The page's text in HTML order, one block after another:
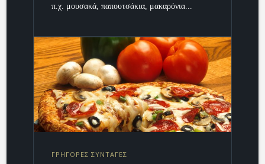
π.χ. μουσακά, παπουτσάκια, μακαρόνια...
ΓΡΗΓΟΡΕΣ ΣΥΝΤΑΓΕΣ